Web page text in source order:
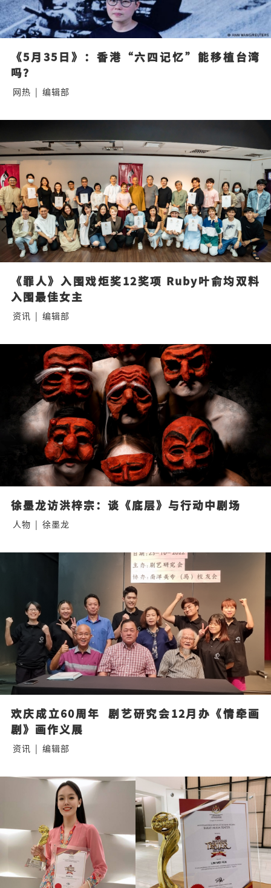
《5月35日》：香港“六四记忆”能移植台湾
吗？
网热 | 编辑部
《罪人》入围戏炬奖12奖项 Ruby叶俞均双料
入围最佳女主
资讯 | 编辑部
徐墨龙访洪梓宗：谈《底层》与行动中剧场
人物 | 徐墨龙
欢庆成立60周年  剧艺研究会12月办《情牵画
剧》画作义展
资讯 | 编辑部